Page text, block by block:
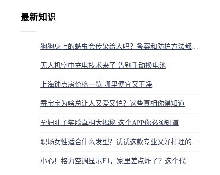
最新知识
狗狗身上的蜱虫会传染给人吗？答案和防护方法都在这
无人机空中充电技术来了 告别手动换电池
上海钟点房价格一览 哪里便宜又干净
蚕宝宝为啥总让人又爱又怕？这些真相你得知道
孕妇肚子笑脸真相大揭秘 这个APP你必须知道
职场女性适合什么发型？试试这款专业又好打理的刘海内扣
小心！格力空调显示E1，家里差点炸了？这个代码不解决，夏天就废了